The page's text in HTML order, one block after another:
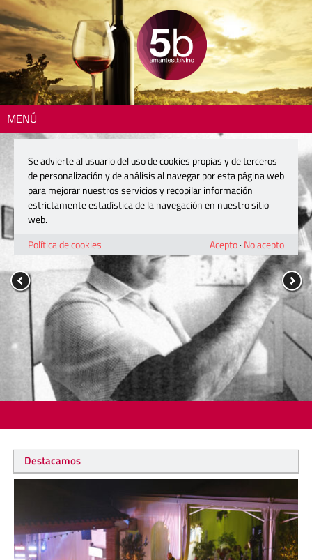
MENÚ
Destacamos
Se advierte al usuario del uso de cookies propias y de terceros
de personalización y de análisis al navegar por esta página web
para mejorar nuestros servicios y recopilar información
estrictamente estadística de la navegación en nuestro sitio
web.
Política de cookies
Acepto· No acepto